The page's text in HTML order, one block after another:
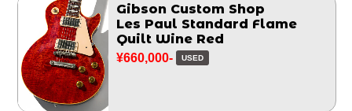
Gibson Custom Shop
Les Paul Standard Flame
Quilt Wine Red
¥660,000- USED